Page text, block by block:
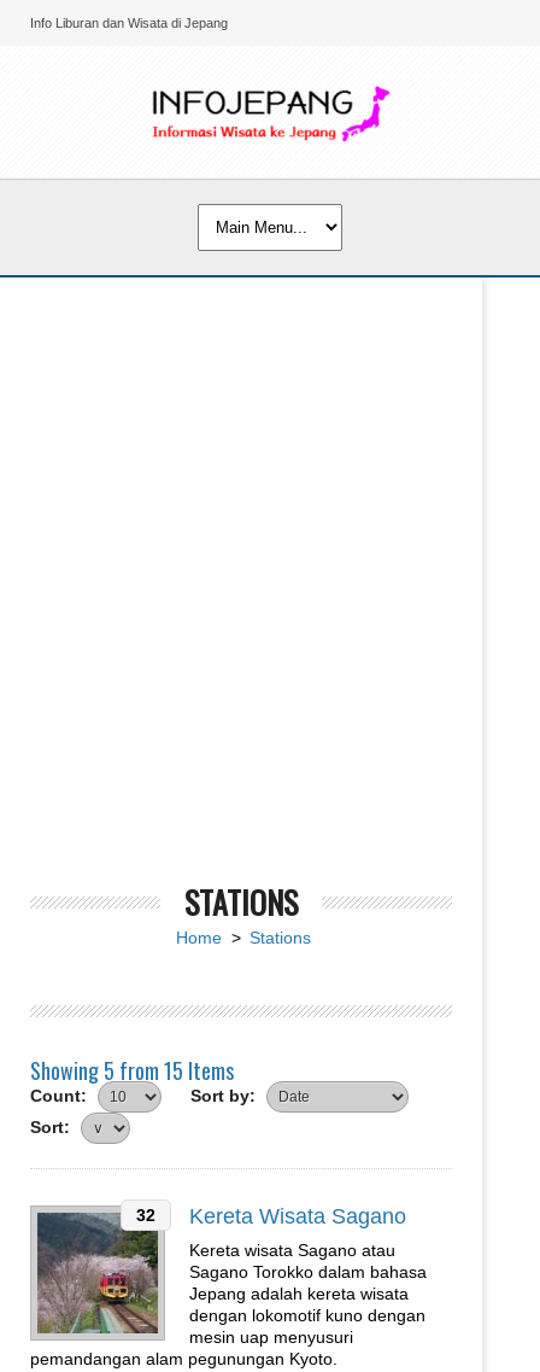
Info Liburan dan Wisata di Jepang
STATIONS
Home> Stations
Showing 5 from 15 Items
Count:
Sort by:
Sort:
32 Kereta Wisata Sagano
Kereta wisata Sagano atau
Sagano Torokko dalam bahasa
Jepang adalah kereta wisata
dengan lokomotif kuno dengan
mesin uap menyusuri
pemandangan alam pegunungan Kyoto.